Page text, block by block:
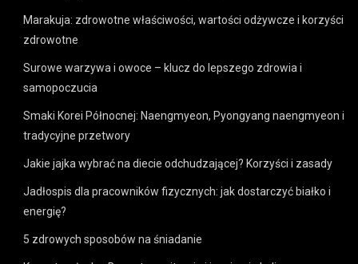
Marakuja: zdrowotne właściwości, wartości odżywcze i korzyści
zdrowotne
Surowe warzywa i owoce – klucz do lepszego zdrowia i
samopoczucia
Smaki Korei Północnej: Naengmyeon, Pyongyang naengmyeon i
tradycyjne przetwory
Jakie jajka wybrać na diecie odchudzającej? Korzyści i zasady
Jadłospis dla pracowników fizycznych: jak dostarczyć białko i
energię?
5 zdrowych sposobów na śniadanie